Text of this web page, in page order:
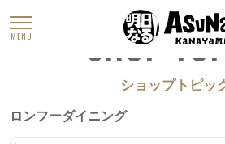
MENU SHOP
ショップトピッ
ロンフーダイニング